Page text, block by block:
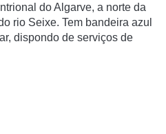
do Algarve, a norte da
rio Seixe. Tem bandeira azul
dispondo de serviços de